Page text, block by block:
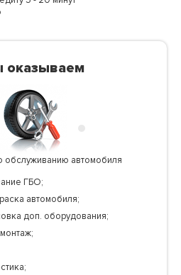
оказываем
обслуживанию автомобиля
ГБО;
автомобиля;
доп. оборудования;